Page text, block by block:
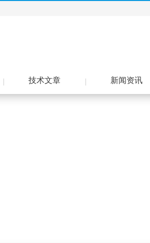
技术文章 新闻资讯